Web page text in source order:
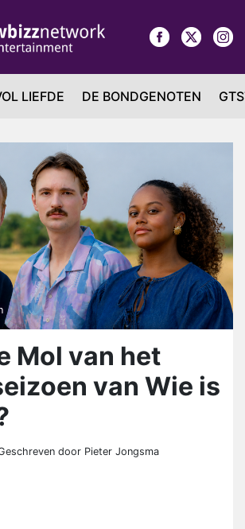
LIEFDE DE BONDGENOTEN
Mol van het
van Wie is
door Pieter Jongsma